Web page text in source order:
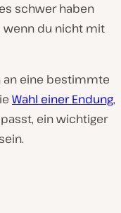
schwer haben
wenn du nicht mit
an eine bestimmte
Wahl einer Endung,
ein wichtiger